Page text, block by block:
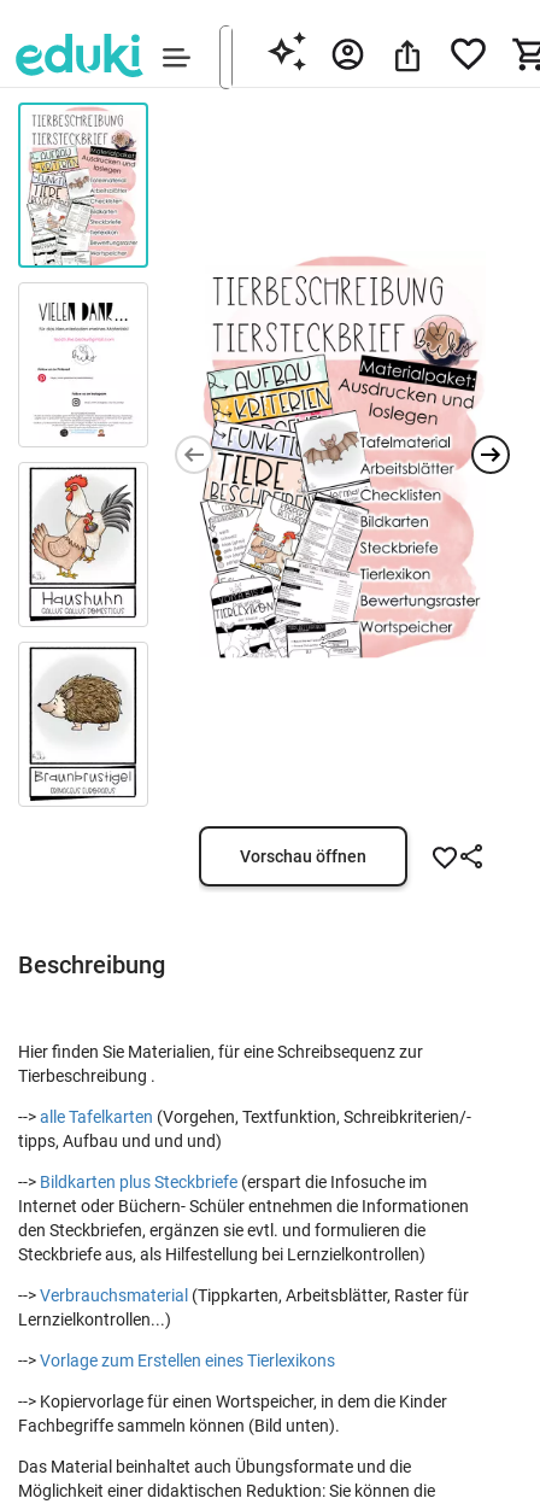
Vorschau öffnen
Beschreibung
Hier finden Sie Materialien, für eine Schreibsequenz zur
Tierbeschreibung .
-->alle Tafelkarten (Vorgehen, Textfunktion, Schreibkriterien/-
tipps, Aufbau und und und)
--> Bildkarten plus Steckbriefe (erspart die Infosuche im
Internet oder Büchern- Schüler entnehmen die Informationen
den Steckbriefen, ergänzen sie evtl. und formulieren die
Steckbriefe aus, als Hilfestellung bei Lernzielkontrollen)
-->Verbrauchsmaterial (Tippkarten, Arbeitsblätter, Raster für
Lernzielkontrollen...)
-->Vorlage zum Erstellen eines Tierlexikons
--> Kopiervorlage für einen Wortspeicher, in dem die Kinder
Fachbegriffe sammeln können (Bild unten).
Das Material beinhaltet auch Übungsformate und die
Möglichkeit einer didaktischen Reduktion: Sie können die